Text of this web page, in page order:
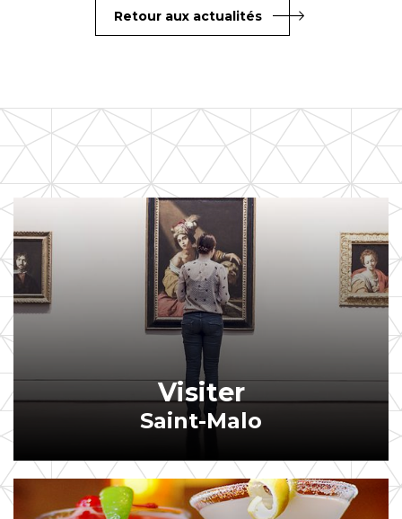
Retour aux actualités
Visiter
Saint-Malo